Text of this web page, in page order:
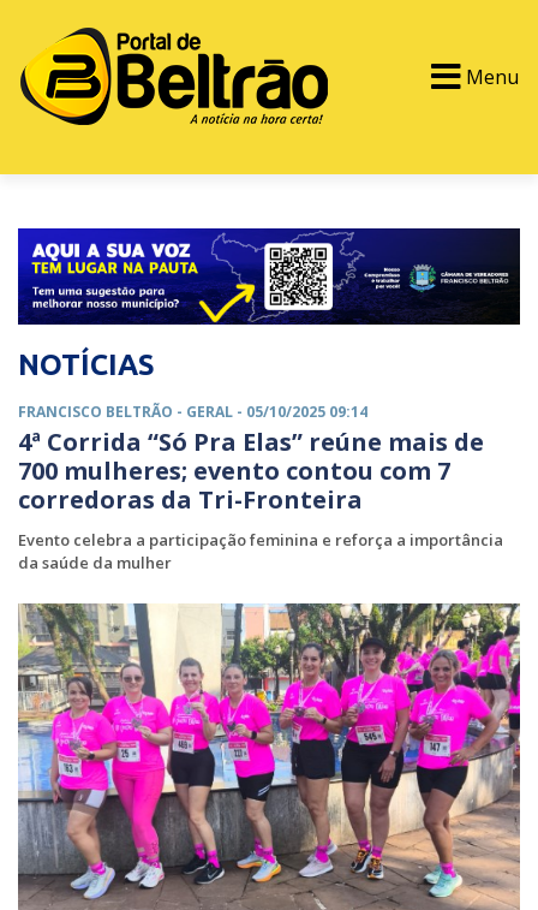
Menu
NOTÍCIAS
FRANCISCO BELTRÃO - GERAL - 05/10/2025 09:14
4ª Corrida “Só Pra Elas” reúne mais de
700 mulheres; evento contou com 7
corredoras da Tri-Fronteira
Evento celebra a participação feminina e reforça a importância
da saúde da mulher